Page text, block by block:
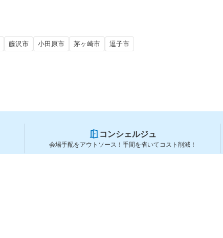
藤沢市 小田原市 茅ヶ崎市 逗子市
コンシェルジュ
会場手配をアウトソース！手間を省いてコスト削減！